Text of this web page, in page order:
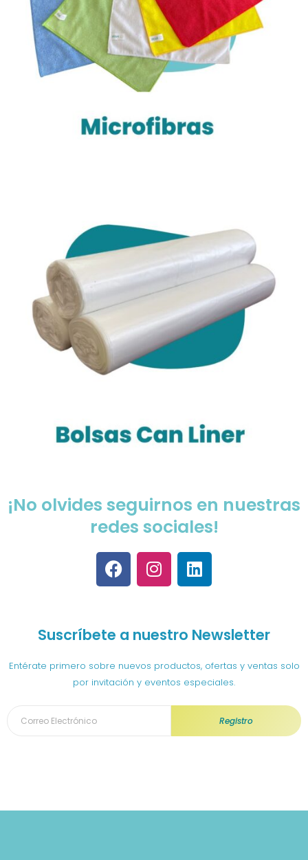
¡No olvides seguirnos en nuestras
redes sociales!
F
a
b
o
o
k
I
n
a
g
r
a
L
i
e
d
i
n
Suscríbete a nuestro Newsletter
Entérate primero sobre nuevos productos, ofertas y ventas solo
por invitación y eventos especiales.
Registro